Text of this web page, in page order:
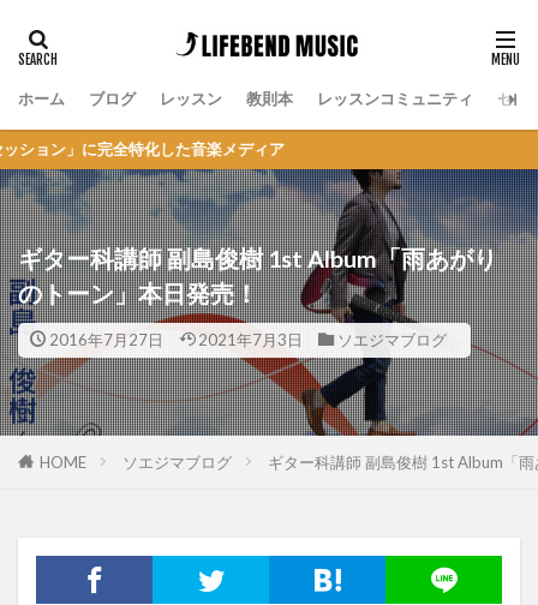
ホーム ブログ レッスン 教則本 レッスンコミュニティ セッ
特化した音楽メディア
ギター科講師 副島俊樹 1st Album「雨あがり
のトーン」本日発売！
2016年7月27日 2021年7月3日 ソエジマブログ
HOME ソエジマブログ ギター科講師 副島俊樹 1st Album「